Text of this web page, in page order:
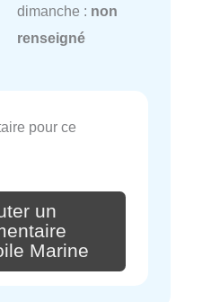
dimanche : non
renseigné
pour ce
un
Marine